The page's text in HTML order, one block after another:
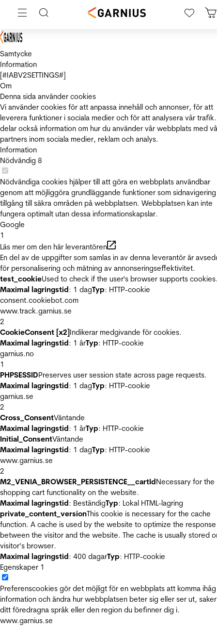
Samtycke
Information
[#IABV2SETTINGS#]
Om
Denna sida använder cookies
Vi använder cookies för att anpassa innehåll och annonser, för att
leverera funktioner i sociala medier och för att analysera vår
delar också information om hur du använder vår webbplats med
partners inom sociala medier, reklam och analys.
Information
Nödvändig 8
Nödvändiga cookies hjälper till att göra en webbplats användbar
genom att möjliggöra grundläggande funktioner som
tillgång till säkra områden på webbplatsen. Webbplatsen kan inte
fungera optimalt utan dessa informationskapslar.
Google
1
Läs mer om den här leverantören
En del av de uppgifter som samlas in av denna leverantör är
för personalisering och mätning av annonseringseffektivitet.
test_cookieUsed to check if the user's browser supports
Maximal lagringstid: 1 dagTyp: HTTP-cookie
consent.cookiebot.com
www.track.garnius.se
2
CookieConsent [x2]Indikerar medgivande för cookies.
Maximal lagringstid: 1 årTyp: HTTP-cookie
garnius.no
1
PHPSESSIDPreserves user session state across page requests.
Maximal lagringstid: 1 dagTyp: HTTP-cookie
garnius.se
2
Cross_ConsentVäntande
Maximal lagringstid: 1 årTyp: HTTP-cookie
Initial_ConsentVäntande
Maximal lagringstid: 1 dagTyp: HTTP-cookie
www.garnius.se
2
M2_VENIA_BROWSER_PERSISTENCE__cartIdNecessary for the
shopping cart functionality on the website.
Maximal lagringstid: BeständigTyp: Lokal HTML-lagring
private_content_versionThis cookie is necessary for the cache
function. A cache is used by the website to optimize the
between the visitor and the website. The cache is usually stored
visitor’s browser.
Maximal lagringstid: 400 dagarTyp: HTTP-cookie
Egenskaper 1
Preferenscookies gör det möjligt för en webbplats att komma ihåg
information och ändra hur webbplatsen beter sig eller ser ut,
ditt föredragna språk eller den region du befinner dig i.
www.garnius.se